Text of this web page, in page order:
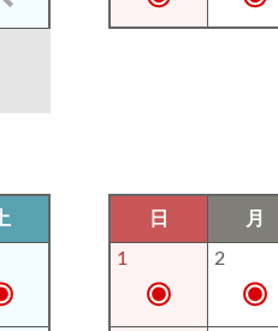
日 月
1 2